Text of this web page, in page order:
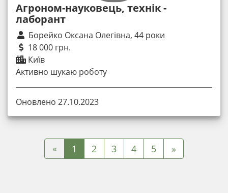
Агроном-науковець, технік -
лаборант
Борейко Оксана Олегівна, 44 роки
18 000 грн.
Київ
Активно шукаю роботу
Оновлено 27.10.2023
« 1 2 3 4 5 »